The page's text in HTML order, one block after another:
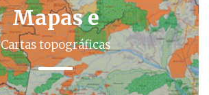
Mapas e
Cartas topográficas